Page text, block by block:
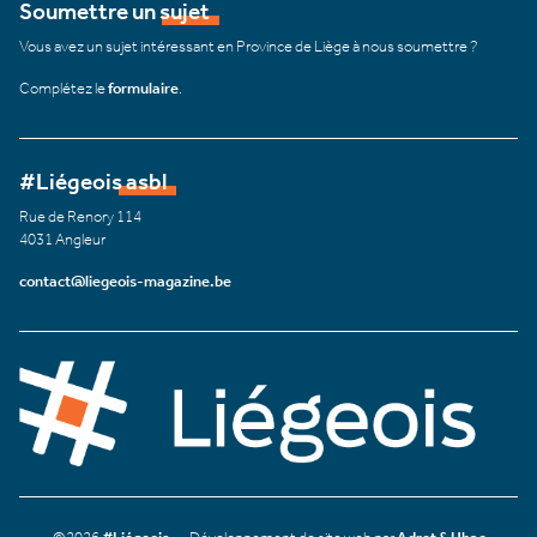
Soumettre un sujet
Vous avez un sujet intéressant en Province de Liège à nous soumettre ?
Complétez leformulaire
#Liégeois asbl
Rue de Renory 114
4031 Angleur
contact@liegeois-magazine.be